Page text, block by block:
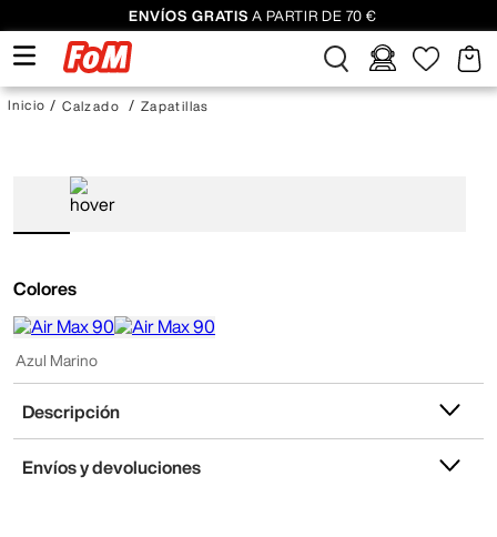
ENVÍOS GRATIS A PARTIR DE 70 €
Calzado Zapatillas
Colores
Azul Marino
Descripción
Envíos y devoluciones